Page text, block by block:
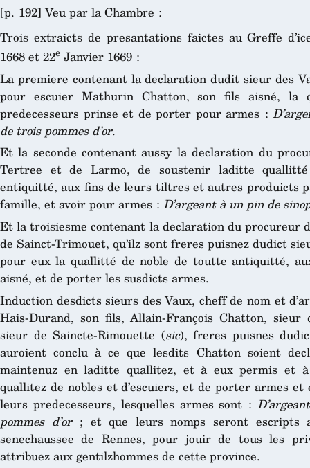
[p. 192] Veu par la Chambre :
Trois extraicts de presantations faictes au Greffe
1668 et 22e Janvier 1669 :
La premiere contenant la declaration dudit sieur des
pour escuier Mathurin Chatton, son fils aisné, la
predecesseurs prinse et de porter pour armes :
de trois pommes d’or.
Et la seconde contenant aussy la declaration du
Tertree et de Larmo, de soustenir laditte
entiquitté, aux fins de leurs tiltres et autres produicts
famille, et avoir pour armes : D’argeant à un pin de
Et la troisiesme contenant la declaration du procureur
de Sainct-Trimouet, qu’ilz sont freres puisnez dudict
pour eux la quallitté de noble de toutte antiquitté,
aisné, et de porter les susdicts armes.
Induction desdicts sieurs des Vaux, cheff de nom et
Hais-Durand, son fils, Allain-François Chatton,
sieur de Saincte-Rimouette (sic), freres puisnes
auroient conclu à ce que lesdits Chatton soient
maintenuz en laditte quallitez, et à eux permis et
quallitez de nobles et d’escuiers, et de porter armes et
leurs predecesseurs, lesquelles armes sont :
pommes d’or; et que leurs nomps seront escripts
senechaussee de Rennes, pour jouir de tous les
attribuez aux gentilzhommes de cette province.